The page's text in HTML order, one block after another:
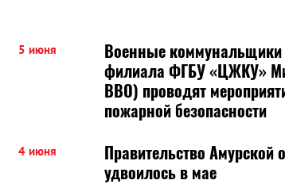
5 июня
Военные
филиала ФГБУ «ЦЖКУ»
ВВО) проводят мероприятия по
пожарной безопасности
4 июня
Правительство Амурской
удвоилось в мае